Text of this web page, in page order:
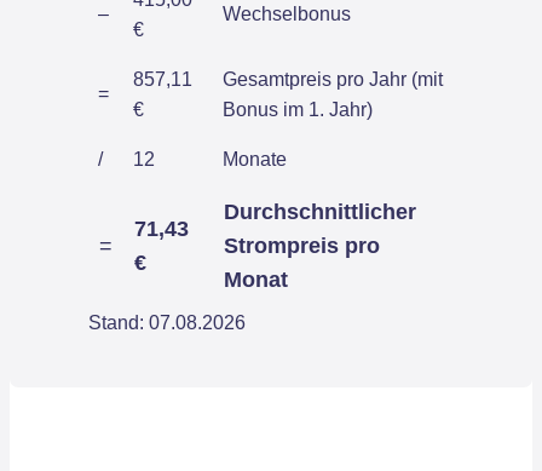
–
€
Wechselbonus
=
857,11
€
Gesamtpreis pro Jahr (mit
Bonus im 1. Jahr)
/ 12 Monate
=
71,43
€
Durchschnittlicher
Strompreis pro
Monat
Stand: 07.08.2026